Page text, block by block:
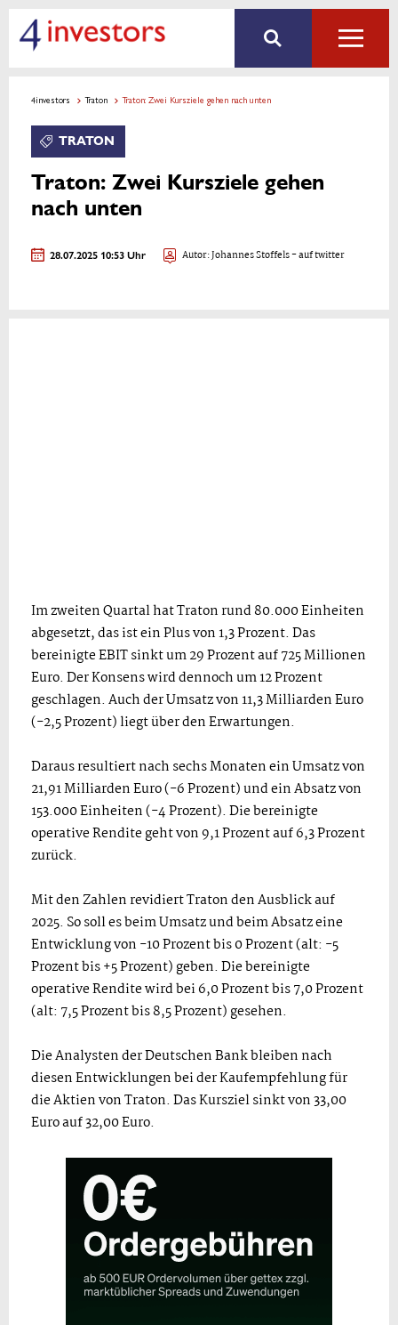
4investors Traton Traton: Zwei Kursziele gehen nach unten
TRATON
Traton: Zwei Kursziele gehen
nach unten
28.07.2025 10:53 Uhr Autor:Johannes Stoffels- auf twitter
Im zweiten Quartal hat Traton rund 80.000 Einheiten
abgesetzt, das ist ein Plus von 1,3 Prozent. Das
bereinigte EBIT sinkt um 29 Prozent auf 725 Millionen
Euro. Der Konsens wird dennoch um 12 Prozent
geschlagen. Auch der Umsatz von 11,3 Milliarden Euro
(-2,5 Prozent) liegt über den Erwartungen.
Daraus resultiert nach sechs Monaten ein Umsatz von
21,91 Milliarden Euro (-6 Prozent) und ein Absatz von
153.000 Einheiten (-4 Prozent). Die bereinigte
operative Rendite geht von 9,1 Prozent auf 6,3 Prozent
zurück.
Mit den Zahlen revidiert Traton den Ausblick auf
2025. So soll es beim Umsatz und beim Absatz eine
Entwicklung von -10 Prozent bis 0 Prozent (alt: -5
Prozent bis +5 Prozent) geben. Die bereinigte
operative Rendite wird bei 6,0 Prozent bis 7,0 Prozent
(alt: 7,5 Prozent bis 8,5 Prozent) gesehen.
Die Analysten der Deutschen Bank bleiben nach
diesen Entwicklungen bei der Kaufempfehlung für
die Aktien von Traton. Das Kursziel sinkt von 33,00
Euro auf 32,00 Euro.